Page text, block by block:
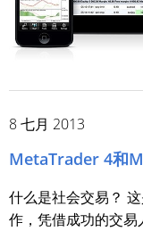
8 七月 2013
MetaTrader 4和
什么是社会交易？
作，凭借成功的交